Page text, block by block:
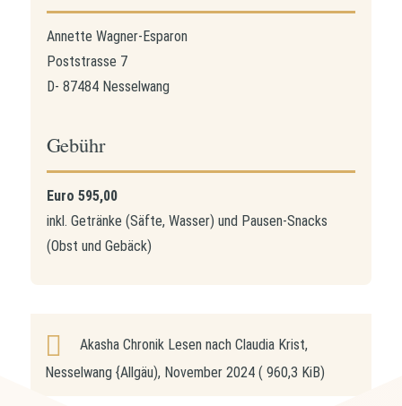
Annette Wagner-Esparon
Poststrasse 7
D- 87484 Nesselwang
Gebühr
Euro 595,00
inkl. Getränke (Säfte, Wasser) und Pausen-Snacks
(Obst und Gebäck)
Akasha Chronik Lesen nach Claudia Krist,
Nesselwang {Allgäu), November 2024( 960,3 KiB)